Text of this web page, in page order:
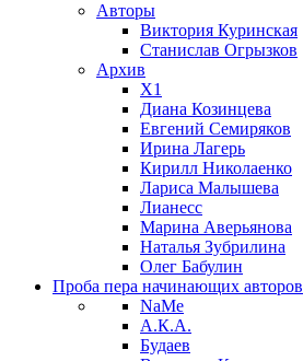
Авторы
Виктория Куринская
Станислав Огрызков
Архив
X1
Диана Козинцева
Евгений Семиряков
Ирина Лагерь
Кирилл Николаенко
Лариса Малышева
Лианесс
Марина Аверьянова
Наталья Зубрилина
Олег Бабулин
Проба пера начинающих авторов
NaMe
А.К.А.
Будаев